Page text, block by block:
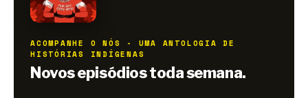
ACOMPANHE O NÓS - UMA ANTOLOGIA DE
HISTÓRIAS INDÍGENAS
Novos episódios toda semana.